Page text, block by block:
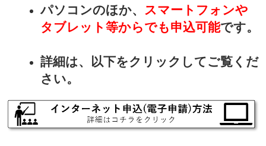
パソコンのほか、 スマートフォンや
タブレット等からでも申込可能です。
詳細は、以下をクリックしてご覧くだ
さい。